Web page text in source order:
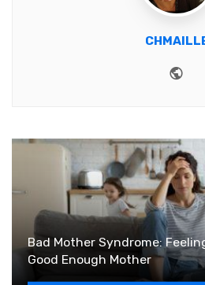
Bad Mother Syndrome:
Good Enough Mother